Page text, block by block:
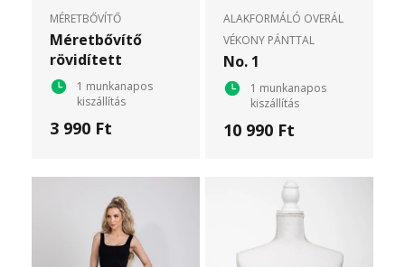
MÉRETBŐVÍTŐ
Méretbővítő
rövidített
1 munkanapos
kiszállítás
3 990 Ft
ALAKFORMÁLÓ OVERÁL
VÉKONY PÁNTTAL
No. 1
1 munkanapos
kiszállítás
10 990 Ft